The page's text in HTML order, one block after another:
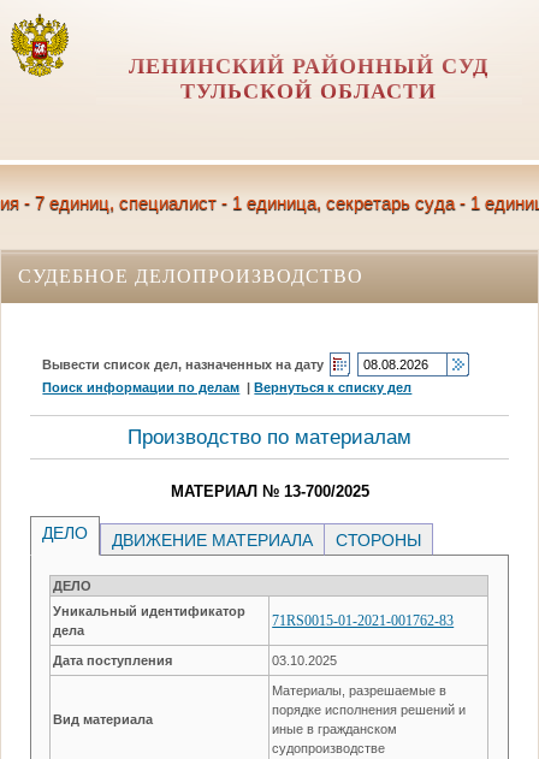
ЛЕНИНСКИЙ РАЙОННЫЙ СУД
ТУЛЬСКОЙ ОБЛАСТИ
единиц, специалист - 1 единица, секретарь суда - 1
СУДЕБНОЕ ДЕЛОПРОИЗВОДСТВО
Вывести список дел, назначенных на дату
Поиск информации по делам |Вернуться к списку дел
Производство по материалам
МАТЕРИАЛ № 13-700/2025
ДЕЛО ДВИЖЕНИЕ МАТЕРИАЛА СТОРОНЫ
ДЕЛО
Уникальный идентификатор
дела
71RS0015-01-2021-001762-83
Дата поступления 03.10.2025
Вид материала
Материалы, разрешаемые в
порядке исполнения решений и
иные в гражданском
судопроизводстве